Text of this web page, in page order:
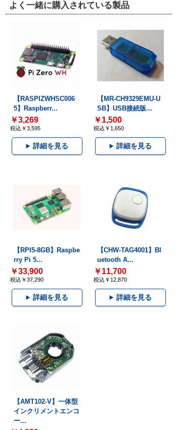
よく一緒に購入されている製品
【RASPIZWHSC006
5】Raspberr...
￥3,269
税込￥3,595
詳細を見る
【MR-CH9329EMU-U
SB】USB接続版...
￥1,500
税込￥1,650
詳細を見る
【RPI5-8GB】Raspbe
rry Pi 5...
￥33,900
税込￥37,290
詳細を見る
【CHW-TAG4001】Bl
uetooth A...
￥11,700
税込￥12,870
詳細を見る
【AMT102-V】一体型
インクリメントエンコ
ー...